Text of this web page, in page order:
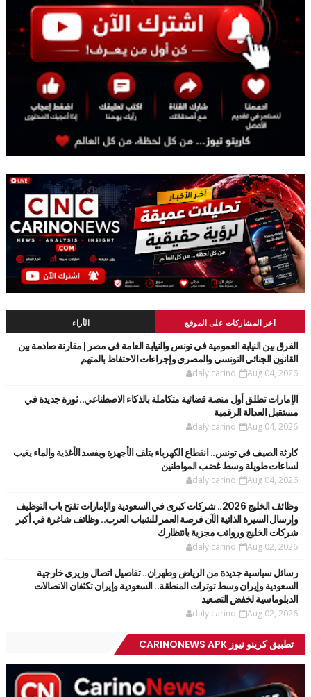
آخر المشاركات على الموقع الأراء
الفرق بين النيابة العمومية في تونس والنيابة العامة في مصر | مقارنة صادمة بين
القانون الجنائي التونسي والمصري وإجراءات الاحتفاظ بالمتهم
daly carino Aug 04, 2026
الإمارات تطلق أول منصة قضائية متكاملة بالذكاء الاصطناعي.. ثورة جديدة في
مستقبل العدالة الرقمية
daly carino Aug 04, 2026
كارثة الصيف في تونس.. انقطاع الكهرباء يتلف الأجهزة ويفسد الأغذية والماء يغيب
لساعات طويلة وسط غضب المواطنين
daly carino Aug 04, 2026
وظائف الخليج 2026.. شركات كبرى في السعودية والإمارات تفتح باب التوظيف
وإرسال السيرة الذاتية الآن فرصة العمر للشباب العرب.. وظائف شاغرة في أكبر
شركات الخليج ورواتب مجزية بانتظارك
daly carino Aug 02, 2026
رسائل سياسية جديدة من الرياض وطهران.. تفاصيل اتصال وزيري خارجية
السعودية وإيران وسط توترات المنطقة.. السعودية وإيران تكثفان الاتصالات
الدبلوماسية لخفض التصعيد
daly carino Aug 02, 2026
تطبيق كرينو نيوز CARINONEWS APK